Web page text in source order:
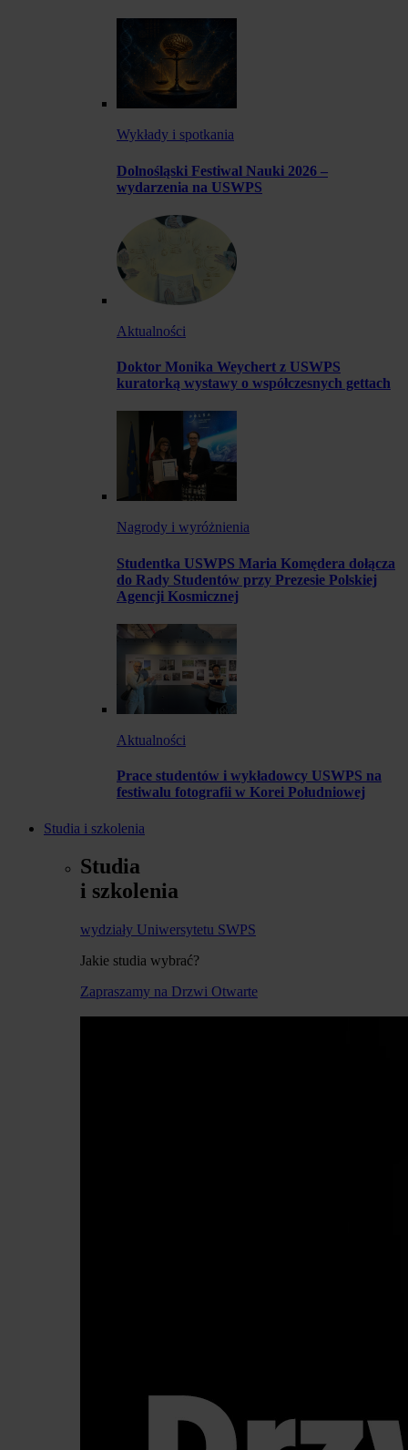
Wykłady i spotkania
Dolnośląski Festiwal Nauki 2026 –
wydarzenia na USWPS
Aktualności
Doktor Monika Weychert z USWPS
kuratorką wystawy o współczesnych gettach
Nagrody i wyróżnienia
Studentka USWPS Maria Komędera dołącza
do Rady Studentów przy Prezesie Polskiej
Agencji Kosmicznej
Aktualności
Prace studentów i wykładowcy USWPS na
festiwalu fotografii w Korei Południowej
Studia i szkolenia
Studia
i szkolenia
wydziały Uniwersytetu SWPS
Jakie studia wybrać?
Zapraszamy na Drzwi Otwarte